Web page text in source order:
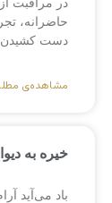
در مراقبت
حاضرانه،
دست کشیدن
مشاهده‌ی
خیره به
باد می‌آید